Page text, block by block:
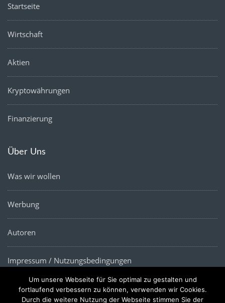
Startseite
Wirtschaft
Aktien
Kryptowährungen
Finanzierung
Über Uns
Was wir wollen
Werbung
Autoren
Impressum / Nutzungsbedingungen
Datenschutz
Um unsere Webseite für Sie optimal zu gestalten und
fortlaufend verbessern zu können, verwenden wir Cookies.
Durch die weitere Nutzung der Webseite stimmen Sie der